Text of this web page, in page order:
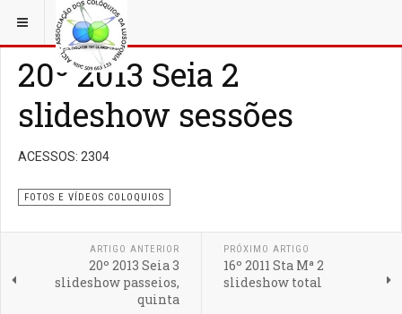
ESTÁ EM... 3 COLÓQUIOS
20º 2013 Seia 2
slideshow sessões
ACESSOS: 2304
FOTOS E VÍDEOS COLOQUIOS
ARTIGO ANTERIOR
20º 2013 Seia 3
slideshow passeios,
quinta
PRÓXIMO ARTIGO
16º 2011 Sta Mª 2
slideshow total